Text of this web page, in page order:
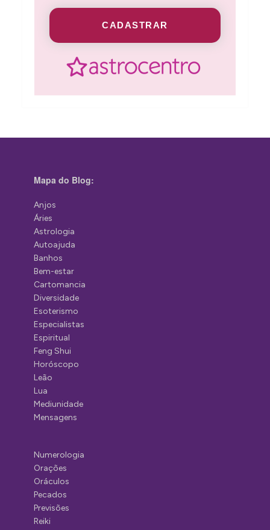
CADASTRAR
Mapa do Blog:
Anjos
Áries
Astrologia
Autoajuda
Banhos
Bem-estar
Cartomancia
Diversidade
Esoterismo
Especialistas
Espiritual
Feng Shui
Horóscopo
Leão
Lua
Mediunidade
Mensagens
Numerologia
Orações
Oráculos
Pecados
Previsões
Reiki